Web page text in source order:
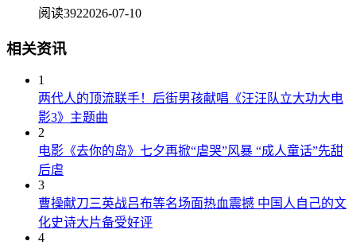
阅读3922026-07-10
相关资讯
1
两代人的顶流联手！后街男孩献唱《汪汪队立大功大电
影3》主题曲
2
电影《去你的岛》七夕再掀“虐哭”风暴 “成人童话”先甜
后虐
3
曹操献刀三英战吕布等名场面热血震撼 中国人自己的文
化史诗大片备受好评
4